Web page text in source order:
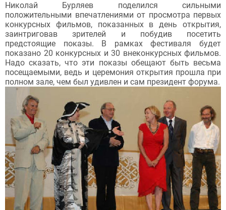
Николай Бурляев поделился сильными
положительными впечатлениями от просмотра первых
конкурсных фильмов, показанных в день открытия,
заинтриговав зрителей и побудив посетить
предстоящие показы. В рамках фестиваля будет
показано 20 конкурсных и 30 внеконкурсных фильмов.
Надо сказать, что эти показы обещают быть весьма
посещаемыми, ведь и церемония открытия прошла при
полном зале, чем был удивлен и сам президент форума.